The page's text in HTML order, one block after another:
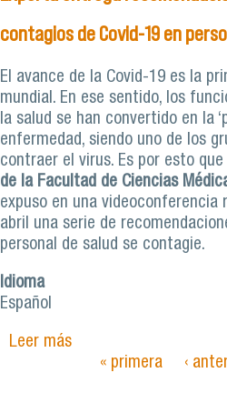
contagios de Covid-19 en
El avance de la Covid-19 es la
mundial. En ese sentido, los
la salud se han convertido en la
enfermedad, siendo uno de los
contraer el virus. Es por esto que
de la Facultad de Ciencias
expuso en una videoconferencia
abril una serie de
personal de salud se contagie.
Idioma
Español
Leer mássobre Experta entrega
evitar contagios de
« primera ‹